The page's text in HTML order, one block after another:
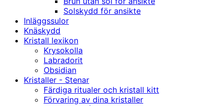
Solskydd för ansikte
Inläggssulor
Knäskydd
Kristall lexikon
Krysokolla
Labradorit
Obsidian
Kristaller - Stenar
Färdiga ritualer och kristall kitt
Förvaring av dina kristaller